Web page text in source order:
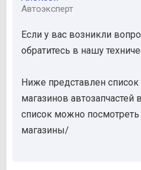
Автоэксперт
Если у вас возникли
обратитесь в нашу
Ниже представлен список
магазинов
список можно
магазины/